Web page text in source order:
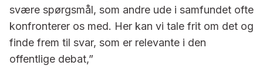
svære spørgsmål, som andre ude i samfundet ofte
konfronterer os med. Her kan vi tale frit om det og
finde frem til svar, som er relevante i den
offentlige debat,”